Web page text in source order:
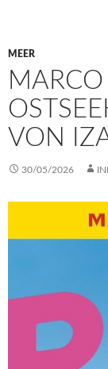
MEER
VON
30/05/2026